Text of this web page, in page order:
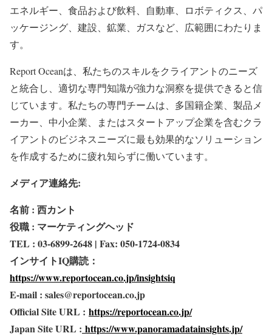
エネルギー、食品および飲料、自動車、ロボティクス、パ
ッケージング、建設、鉱業、ガスなど、広範囲にわたりま
す。
Report Oceanは、私たちのスキルをクライアントのニーズ
と統合し、適切な専門知識が強力な洞察を提供できると信
じています。私たちの専門チームは、多国籍企業、製品メ
ーカー、中小企業、またはスタートアップ企業を含むクラ
イアントのビジネスニーズに最も効果的なソリューション
を作成するために疲れ知らずに働いています。
メディア連絡先:
名前 : 西カント
役職 : マーケティングヘッド
TEL : 03-6899-2648 | Fax: 050-1724-0834
インサイトIQ購読：
https://www.reportocean.co.jp/insightsiq
E-mail : sales@reportocean.co.jp
Official Site URL : https://reportocean.co.jp/
Japan Site URL : https://www.panoramadatainsights.jp/